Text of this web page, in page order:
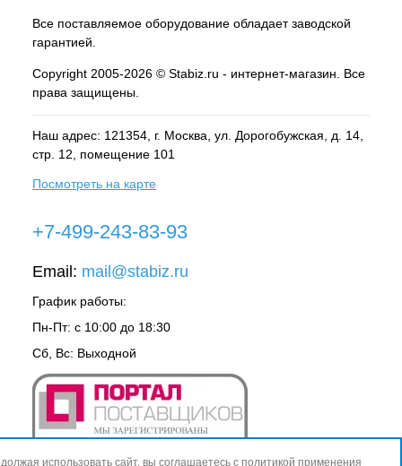
Все поставляемое оборудование обладает заводской
гарантией.
Copyright 2005-2026 © Stabiz.ru - интернет-магазин. Все
права защищены.
Наш адрес: 121354, г. Москва , ул. Дорогобужская, д. 14,
стр. 12, помещение 101
Посмотреть на карте
+7-499-243-83-93
Email: mail@stabiz.ru
График работы:
Пн-Пт: с 10:00 до 18:30
Сб, Вс: Выходной
использовать сайт, вы соглашаетесь с политикой применения